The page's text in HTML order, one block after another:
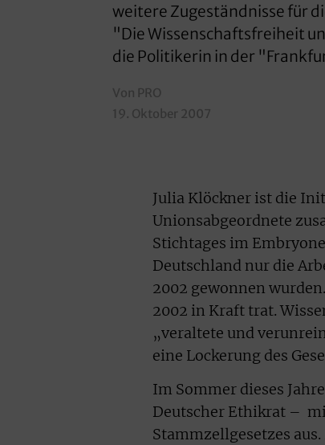
weitere Zugeständnisse für
"Die Wissenschaftsfreiheit
die Politikerin in der
Von PRO
19. Oktober 2007
Julia Klöckner ist die
Unionsabgeordnete
Stichtages im
Deutschland nur die
2002 gewonnen
2002 in Kraft trat.
„veraltete und
eine Lockerung des
Im Sommer dieses
Deutscher Ethikrat –
Stammzellgesetzes